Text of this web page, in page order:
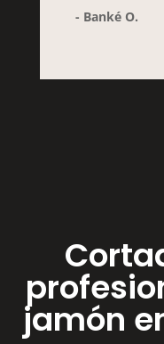
- Banké O.
jamón